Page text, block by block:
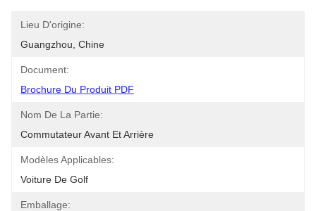
Lieu D'origine:
Guangzhou, Chine
Document:
Brochure Du Produit PDF
Nom De La Partie:
Commutateur Avant Et Arrière
Modèles Applicables:
Voiture De Golf
Emballage: